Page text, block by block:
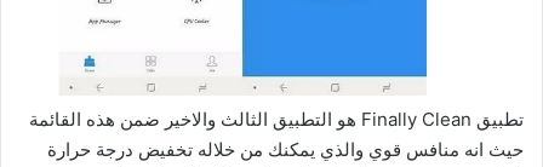
تطبيق Finally Clean هو التطبيق الثالث والاخير ضمن هذه القائمة
حيث انه منافس قوي والذي يمكنك من خلاله تخفيض درجة حرارة